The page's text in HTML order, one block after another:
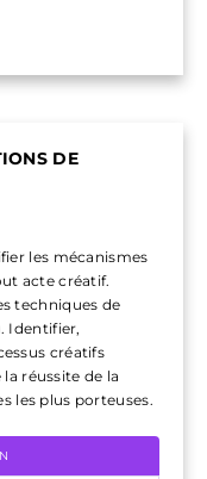
DE
les mécanismes
acte créatif.
techniques de
Identifier,
créatifs
réussite de la
les plus porteuses.